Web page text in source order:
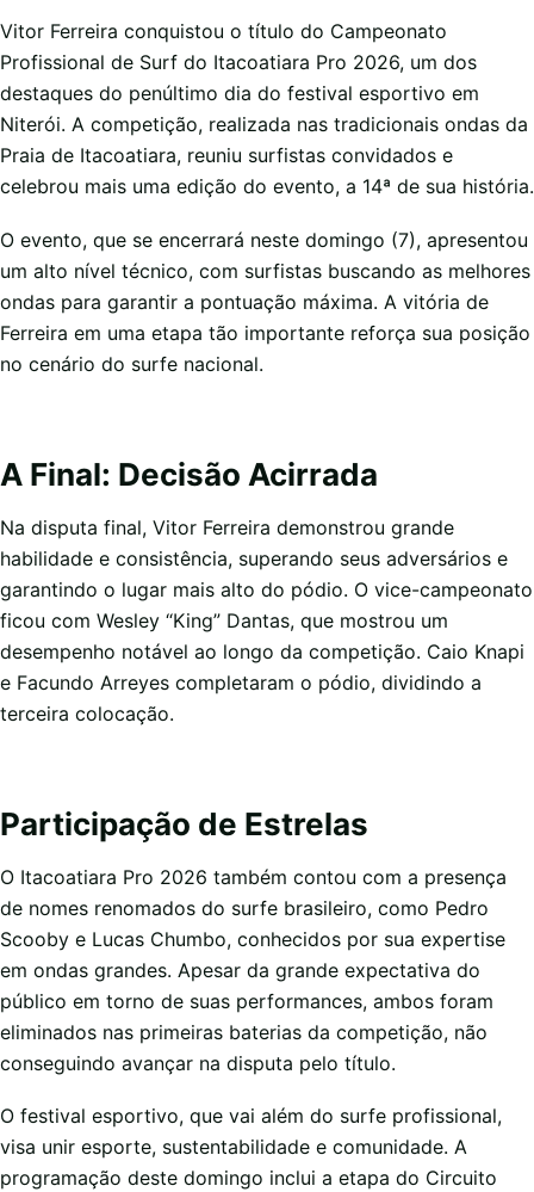
Vitor Ferreira conquistou o título do Campeonato
Profissional de Surf do Itacoatiara Pro 2026, um dos
destaques do penúltimo dia do festival esportivo em
Niterói. A competição, realizada nas tradicionais ondas da
Praia de Itacoatiara, reuniu surfistas convidados e
celebrou mais uma edição do evento, a 14ª de sua história.
O evento, que se encerrará neste domingo (7), apresentou
um alto nível técnico, com surfistas buscando as melhores
ondas para garantir a pontuação máxima. A vitória de
Ferreira em uma etapa tão importante reforça sua posição
no cenário do surfe nacional.
A Final: Decisão Acirrada
Na disputa final, Vitor Ferreira demonstrou grande
habilidade e consistência, superando seus adversários e
garantindo o lugar mais alto do pódio. O vice-campeonato
ficou com Wesley “King” Dantas, que mostrou um
desempenho notável ao longo da competição. Caio Knapi
e Facundo Arreyes completaram o pódio, dividindo a
terceira colocação.
Participação de Estrelas
O Itacoatiara Pro 2026 também contou com a presença
de nomes renomados do surfe brasileiro, como Pedro
Scooby e Lucas Chumbo, conhecidos por sua expertise
em ondas grandes. Apesar da grande expectativa do
público em torno de suas performances, ambos foram
eliminados nas primeiras baterias da competição, não
conseguindo avançar na disputa pelo título.
O festival esportivo, que vai além do surfe profissional,
visa unir esporte, sustentabilidade e comunidade. A
programação deste domingo inclui a etapa do Circuito